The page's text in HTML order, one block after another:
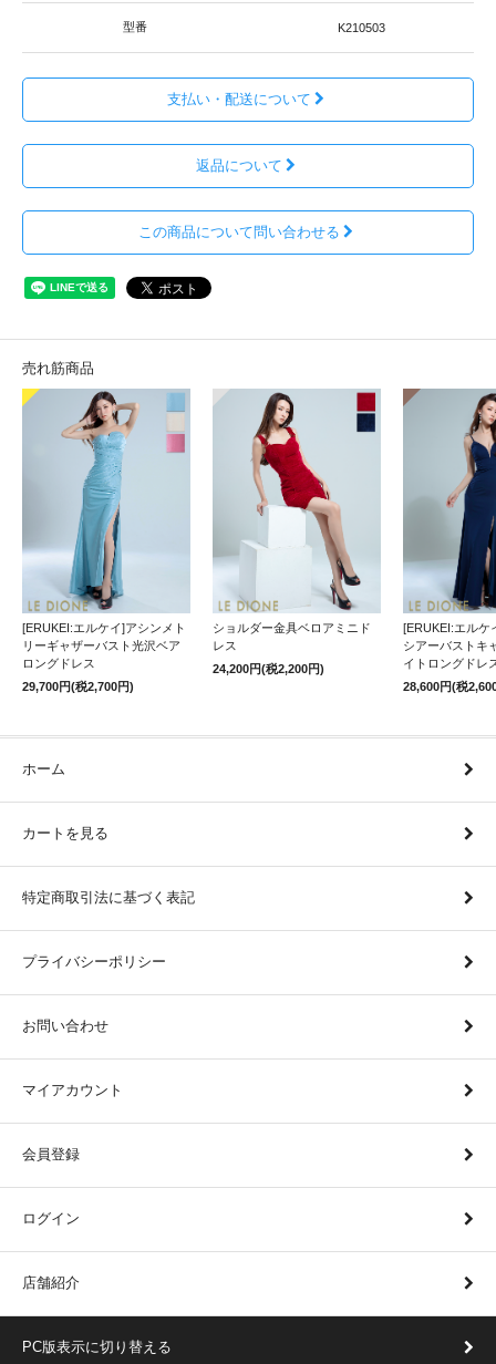
型番 K210503
支払い・配送について
返品について
この商品について問い合わせる
売れ筋商品
[ERUKEI:エルケイ]アシンメト
リーギャザーバスト光沢ベア
ロングドレス
29,700円(税2,700円)
ショルダー金具ベロアミニド
レス
24,200円(税2,200円)
[ERUKEI:エルケ
シアーバストキ
イトロングドレ
28,600円(税
ホーム
カートを見る
特定商取引法に基づく表記
プライバシーポリシー
お問い合わせ
マイアカウント
会員登録
ログイン
店舗紹介
PC版表示に切り替える